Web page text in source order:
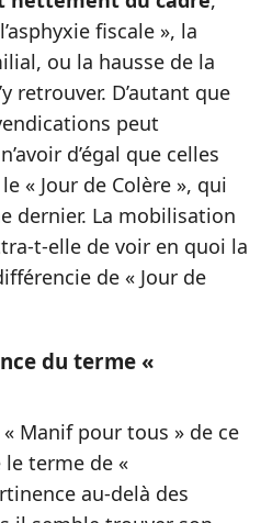
fiscale », la
ou la hausse de la
retrouver. D’autant que
peut
d’égal que celles
« Jour de Colère », qui
dernier. La mobilisation
t-elle de voir en quoi la
de « Jour de
du terme «
Manif pour tous » de ce
terme de «
au-delà des